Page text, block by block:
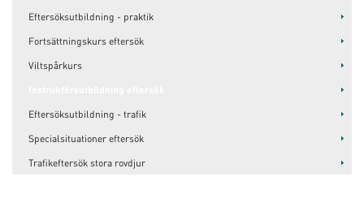
Eftersöksutbildning - praktik
Fortsättningskurs eftersök
Viltspårkurs
Eftersöksutbildning - trafik
Specialsituationer eftersök
Trafikeftersök stora rovdjur